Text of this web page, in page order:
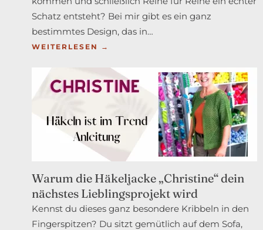
Schatz entsteht? Bei mir gibt es ein ganz
bestimmtes Design, das in…
WEITERLESEN →
AURELIA-
TUCH:
WOLLOHOLIKER-
KLASSIKER
SCHENKT
JETZT
PURE
STRICKFREUDE
Warum die Häkeljacke „Christine“ dein
nächstes Lieblingsprojekt wird
Kennst du dieses ganz besondere Kribbeln in den
Fingerspitzen? Du sitzt gemütlich auf dem Sofa,